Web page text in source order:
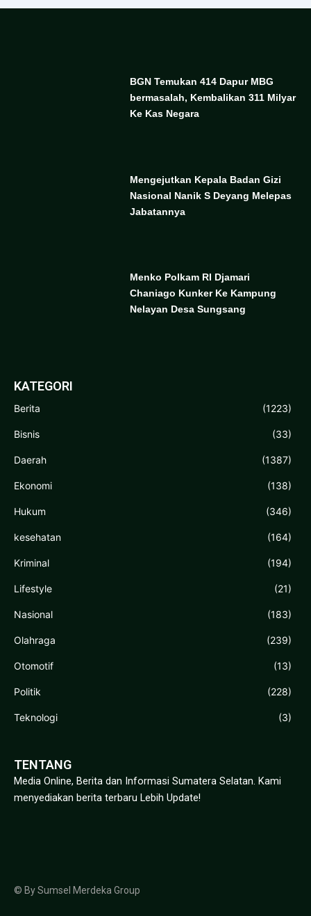
BGN Temukan 414 Dapur MBG
bermasalah, Kembalikan 311 Milyar
Ke Kas Negara
Mengejutkan Kepala Badan Gizi
Nasional Nanik S Deyang Melepas
Jabatannya
Menko Polkam RI Djamari
Chaniago Kunker Ke Kampung
Nelayan Desa Sungsang
KATEGORI
Berita (1223)
Bisnis (33)
Daerah (1387)
Ekonomi (138)
Hukum (346)
kesehatan (164)
Kriminal (194)
Lifestyle (21)
Nasional (183)
Olahraga (239)
Otomotif (13)
Politik (228)
Teknologi (3)
TENTANG
Media Online, Berita dan Informasi Sumatera Selatan. Kami
menyediakan berita terbaru Lebih Update!
© By Sumsel Merdeka Group